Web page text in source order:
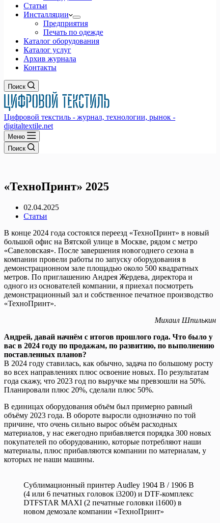
Статьи
Инсталляции
Предприятия
Печать по одежде
Каталог оборудования
Каталог услуг
Архив журнала
Контакты
Поиск
Цифровой текстиль - журнал, технологии, рынок -
digitaltextile.net
Меню
Поиск
«ТехноПринт» 2025
02.04.2025
Статьи
В конце 2024 года состоялся переезд «ТехноПринт» в новый
большой офис на Вятской улице в Москве, рядом с метро
«Савеловская». После завершения новогоднего сезона в
компании провели работы по запуску оборудования в
демонстрационном зале площадью около 500 квадратных
метров. По приглашению Андрея Жердева, директора и
одного из основателей компании, я приехал посмотреть
демонстрационный зал и собственное печатное производство
«ТехноПринт».
Михаил Шпилькин
Андрей, давай начнём с итогов прошлого года. Что было у
вас в 2024 году по продажам, по развитию, по выполнению
поставленных планов?
В 2024 году ставилась, как обычно, задача по большому росту
во всех направлениях плюс освоение новых. По результатам
года скажу, что 2023 год по выручке мы превзошли на 50%.
Планировали плюс 20%, сделали плюс 50%.
В единицах оборудования объём был примерно равный
объёму 2023 года. В обороте выросли однозначно по той
причине, что очень сильно вырос объём расходных
материалов, у нас ежегодно прибавляется порядка 300 новых
покупателей по оборудованию, которые потребляют наши
материалы, плюс прибавляются компании по материалам, у
которых не наши машины.
Сублимационный принтер Audley 1904 B / 1906 B
(4 или 6 печатных головок i3200) и DTF-комплекс
DTFSTAR MAXI (2 печатные головки i1600) в
новом демозале компании «ТехноПринт»